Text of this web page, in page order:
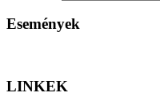
Események
LINKEK